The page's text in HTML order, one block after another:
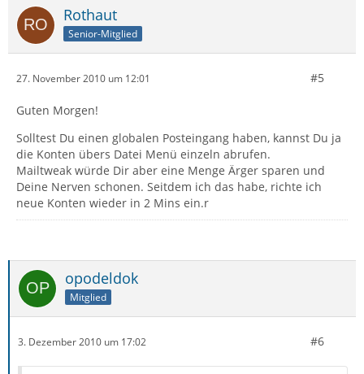
Rothaut
Senior-Mitglied
27. November 2010 um 12:01 #5
Guten Morgen!
Solltest Du einen globalen Posteingang haben, kannst Du ja
die Konten übers Datei Menü einzeln abrufen.
Mailtweak würde Dir aber eine Menge Ärger sparen und
Deine Nerven schonen. Seitdem ich das habe, richte ich
neue Konten wieder in 2 Mins ein.r
opodeldok
Mitglied
3. Dezember 2010 um 17:02 #6